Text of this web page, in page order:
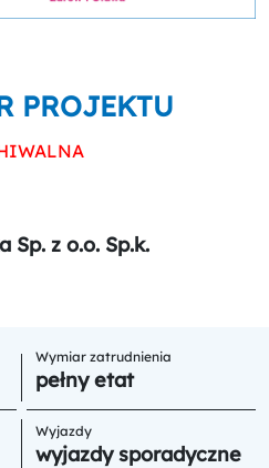
PROJEKTU
Sp. z o.o. Sp.k.
Wymiar zatrudnienia
pełny etat
Wyjazdy
wyjazdy sporadyczne